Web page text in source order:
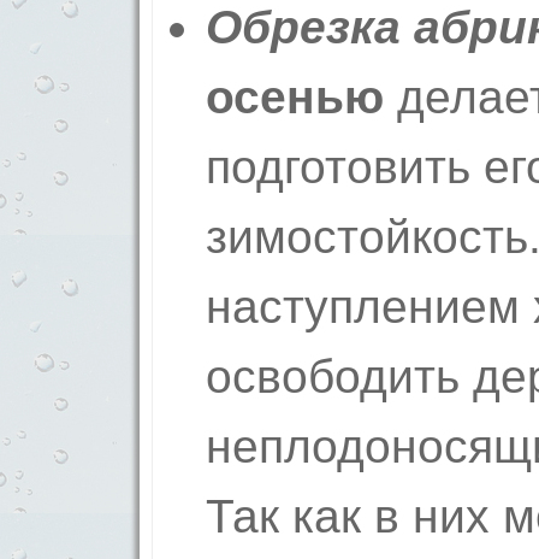
Обрезка
осенью
подготовить
наступлением
освободить
Так как в них